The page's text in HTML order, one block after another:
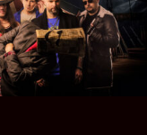
Cleaver